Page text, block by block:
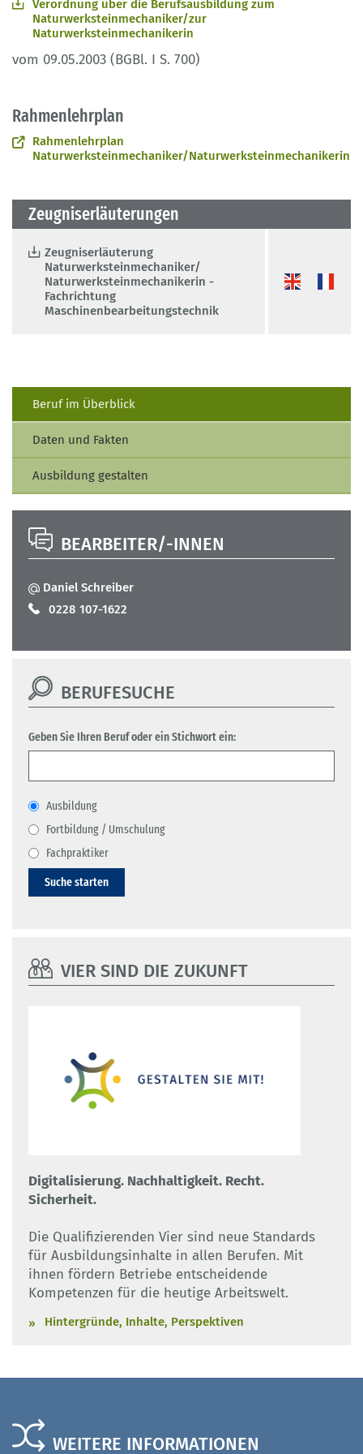
Verordnung über die Berufsausbildung zum
Naturwerksteinmechaniker/zur
Naturwerksteinmechanikerin
vom 09.05.2003 (BGBl. I S. 700)
Rahmenlehrplan
Rahmenlehrplan
Naturwerksteinmechaniker/Naturwerksteinmechanikerin
Zeugniserläuterungen
Zeugniserläuterung
Naturwerksteinmechaniker/
Naturwerksteinmechanikerin -
Fachrichtung
Maschinenbearbeitungstechnik
Beruf im Überblick
Daten und Fakten
Ausbildung gestalten
BEARBEITER/-INNEN
Daniel Schreiber
0228 107-1622
BERUFESUCHE
Geben Sie Ihren Beruf oder ein Stichwort ein:
Ausbildung
Fortbildung / Umschulung
Fachpraktiker
Suche starten
VIER SIND DIE ZUKUNFT
Digitalisierung. Nachhaltigkeit. Recht.
Sicherheit.
Die Qualifizierenden Vier sind neue Standards
für Ausbildungsinhalte in allen Berufen. Mit
ihnen fördern Betriebe entscheidende
Kompetenzen für die heutige Arbeitswelt.
Hintergründe, Inhalte, Perspektiven
WEITERE INFORMATIONEN